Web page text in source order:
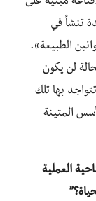
تنشأ في
الطبيعة».
لن يكون
بها تلك
المتينة
العملية